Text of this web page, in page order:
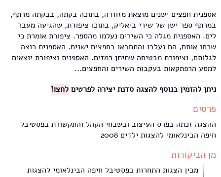
אספנית חפצים ישנים מוצאת מזוודה, בתוכה בקתה, בבקתה מרתף,
במרתף ספר ישן של שירי ביאליק, בתוכו ציפורת, שהגיעה מעבר
לים. האספנית מגלה כי השירים נעלמו מהספר. ציפורת אומרת כי
שכחו אותם, הם נעלבו והתחבאו בחפצים ישנים. האספנית רוצה
לגלותם, וציפורת מבטיחה שתיתן רמזים. האספנית וציפורת יוצאים
למסע הרפתקאות בעקבות השירים והחפצים...
ניתן להזמין בנוסף להצגה סדנת יצירה לפרטים לחצו!
פרסים
ההצגה זכתה בפרס העיצוב ובשבחי הקהל והתקשורת בפסטיבל
חיפה הבינלאומי להצגות ילדים 2008
מן הביקורות
מבין הצגות התחרות בפסטיבל חיפה הבינלאומי להצגות